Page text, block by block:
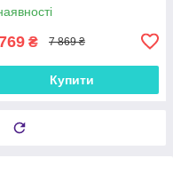
₴ 7 869 ₴
Купити